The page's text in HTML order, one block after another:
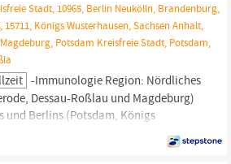
Stadt, 10965, Berlin Neukölln, Brandenburg,
Königs Wusterhausen, Sachsen Anhalt,
Potsdam Kreisfreie Stadt, Potsdam,
-Immunologie Region: Nördliches
Dessau-Roßlau und Magdeburg)
und Berlins (Potsdam, Königs
Treptow-Köpenik, Schönefeld)
übernehmen Sie die